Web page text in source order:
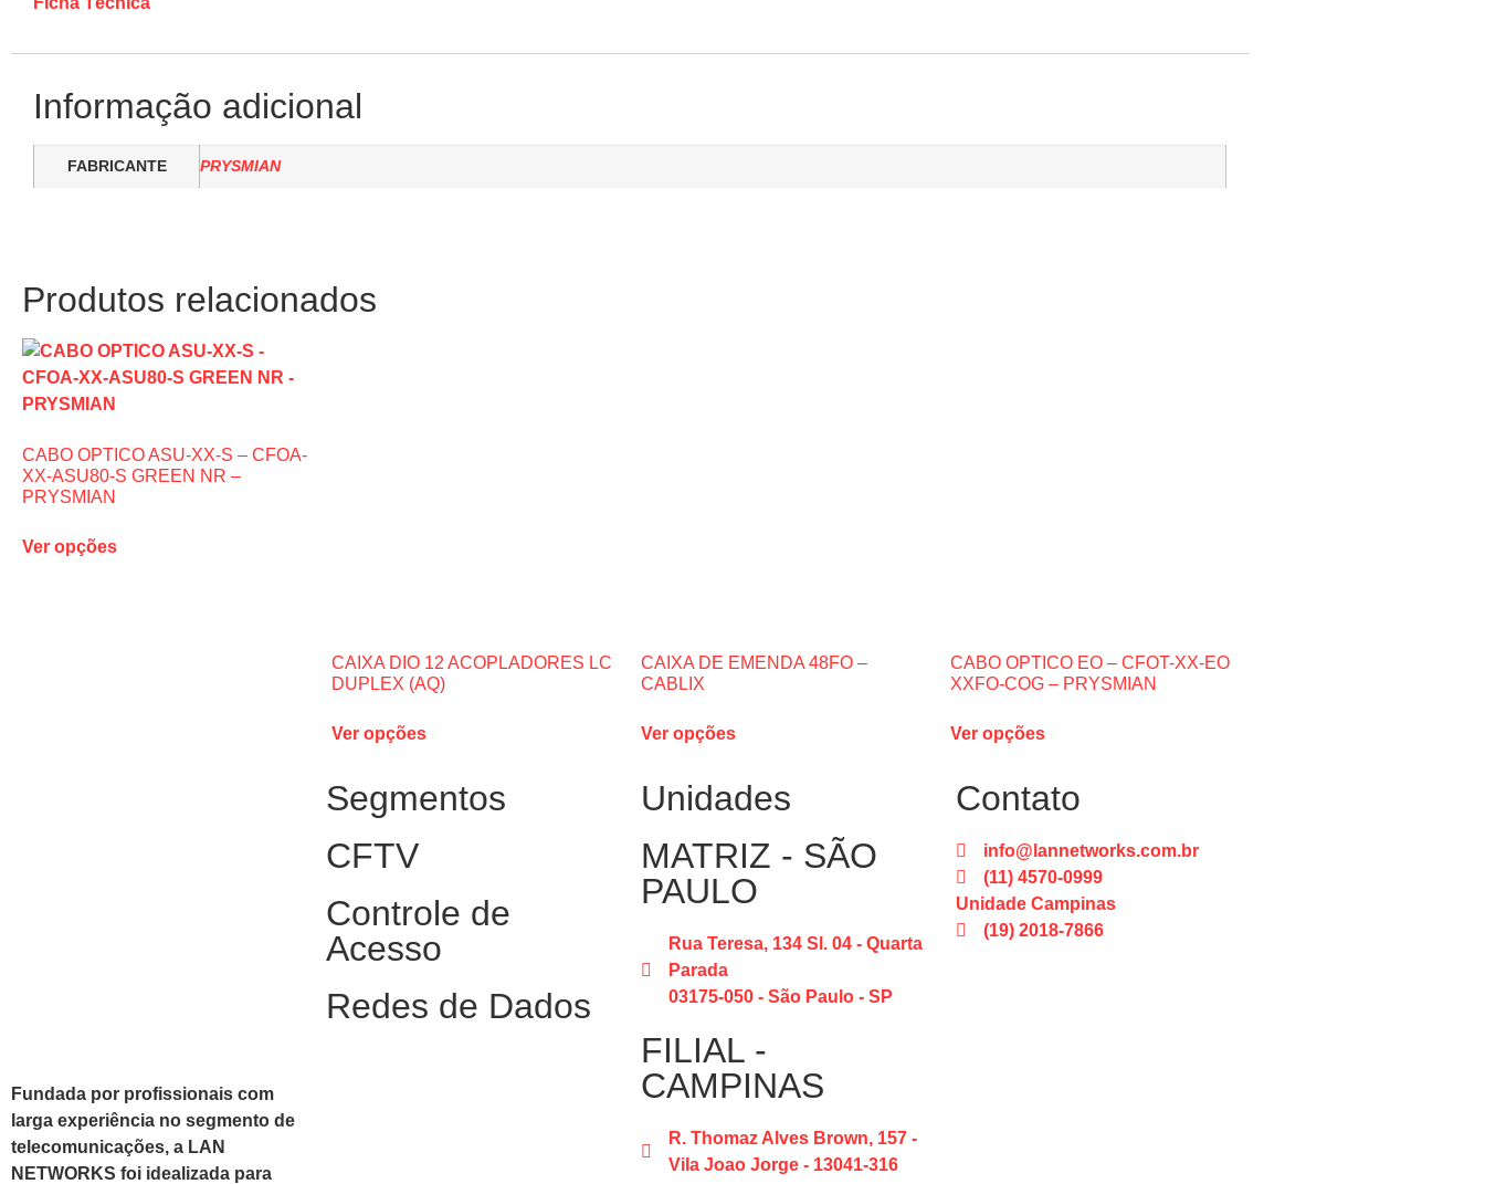
Informação adicional
FABRICANTE PRYSMIAN
Produtos relacionados
CABO OPTICO ASU-XX-S – CFOA-
XX-ASU80-S GREEN NR –
PRYSMIAN
Ver opções
CAIXA DIO 12 ACOPLADORES LC
DUPLEX (AQ)
Ver opções
CAIXA DE EMENDA 48FO –
CABLIX
Ver opções
CABO OPTICO EO – CFOT-XX-EO
XXFO-COG – PRYSMIAN
Ver opções
Fundada por profissionais com
larga experiência no segmento de
telecomunicações, a LAN
NETWORKS foi idealizada para
Segmentos
CFTV
Controle de
Acesso
Redes de Dados
Unidades
MATRIZ - SÃO
PAULO
Rua Teresa, 134 Sl. 04 - Quarta
Parada
03175-050 - São Paulo - SP
FILIAL -
CAMPINAS
R. Thomaz Alves Brown, 157 -
Vila Joao Jorge - 13041-316
Contato
info@lannetworks.com.br
(11) 4570-0999
Unidade Campinas
(19) 2018-7866